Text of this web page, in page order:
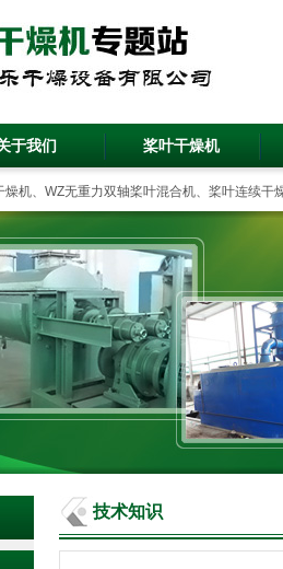
于我们 桨叶干燥机
机、WZ无重力双轴桨叶混合机、桨叶连续干
技术知识